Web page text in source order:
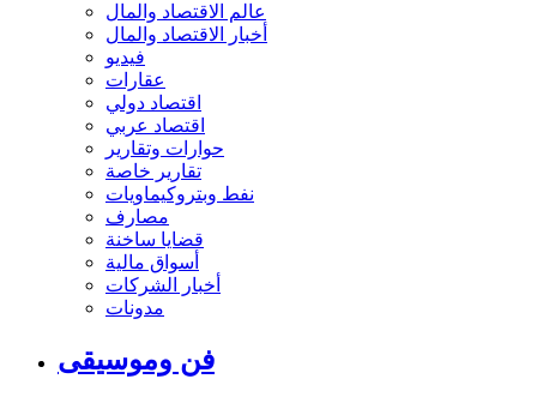
عالم الاقتصاد والمال
أخبار الاقتصاد والمال
فيديو
عقارات
اقتصاد دولي
اقتصاد عربي
حوارات وتقارير
تقارير خاصة
نفط وبتروكيماويات
مصارف
قضايا ساخنة
أسواق مالية
أخبار الشركات
مدونات
فن وموسيقى